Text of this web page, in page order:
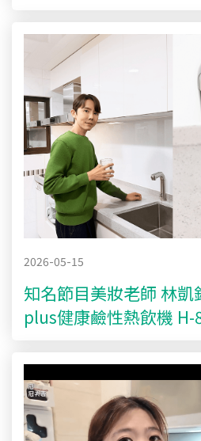
2026-05-15
知名節目美妝老師 林凱
plus健康鹼性熱飲機 H-